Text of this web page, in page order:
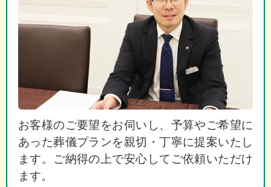
お客様のご要望をお伺いし、予算やご希望に
あった葬儀プランを親切・丁寧に提案いたし
ます。ご納得の上で安心してご依頼いただけ
ます。